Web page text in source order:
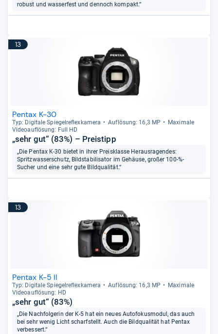
robust und wasserfest und dennoch kompakt.“
13
Pentax K-30
Typ: Digi­tale Spie­gel­re­flex­ka­mera Auf­lö­sung: 16,3 MP
Maxi­male
Videoauf­lö­sung: Full HD
„sehr gut“ (83%) – Preistipp
„Die Pentax K-30 bietet in ihrer Preisklasse Herausragendes:
Spritzwasserschutz, Bildstabilisator im Gehäuse, großer 100-%-
Sucher und eine sehr gute Bildqualität.“
13
Pentax K-5 II
Typ: Digi­tale Spie­gel­re­flex­ka­mera Auf­lö­sung: 16,3 MP
Maxi­male
Videoauf­lö­sung: HD
„sehr gut“ (83%)
„Die Nachfolgerin der K-5 hat ein neues Autofokusmodul, das auch
bei sehr wenig Licht scharfstellt. Auch die Bildqualität hat Pentax
verbessert.“